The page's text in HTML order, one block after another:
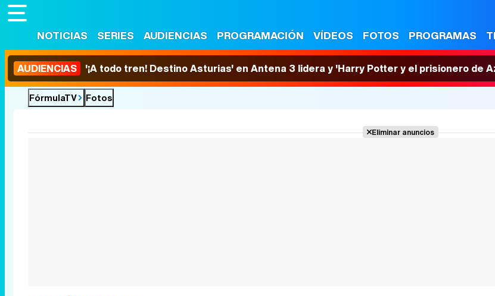
NOTICIAS SERIES AUDIENCIAS PROGRAMACIÓN VÍDEOS FOTOS PROGRAMAS
AUDIENCIAS '¡A todo tren! Destino Asturias' en Antena 3 lidera y 'Harry Potter y el prisionero de
FórmulaTV Fotos
Eliminar anuncios